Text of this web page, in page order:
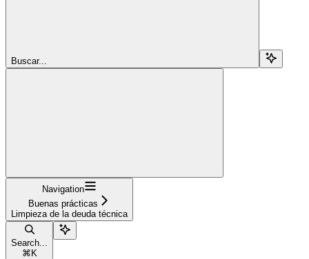
Buscar...
Navigation
Buenas prácticas
Limpieza de la deuda técnica
Search...
⌘ K